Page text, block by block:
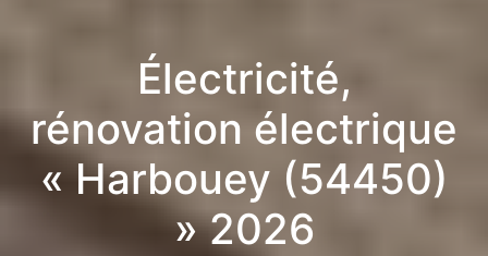
Électricité,
rénovation électrique
« Harbouey (54450)
» 2026